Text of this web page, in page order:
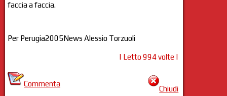
faccia a faccia.
Per Perugia2005News Alessio Torzuoli
| Letto 994 volte |
Chiudi
Commenta